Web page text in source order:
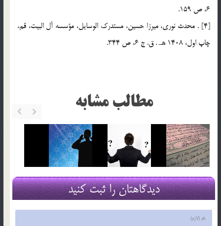
6، ص 159.
[4] . محدث نوري، ميرزا حسين، مستدرك الوسايل،‌ مؤسسه آل البيت، قم،
چاپ اول، 1408 هـ . ق. ج 6، ص 344.
مطالب مشابه
دیدگاهتان را ثبت کنید